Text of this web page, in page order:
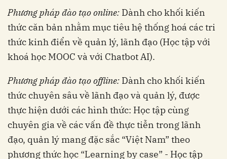
Phương pháp đào tạo online: Dành cho khối kiến
thức căn bản nhằm mục tiêu hệ thống hoá các tri
thức kinh điển về quản lý, lãnh đạo (Học tập với
khoá học MOOC và với Chatbot AI).
Phương pháp đào tạo offline: Dành cho khối kiến
thức chuyên sâu về lãnh đạo và quản lý, được
thực hiện dưới các hình thức: Học tập cùng
chuyên gia về các vấn đề thực tiễn trong lãnh
đạo, quản lý mang đặc sắc “Việt Nam” theo
phương thức học “Learning by case” - Học tập